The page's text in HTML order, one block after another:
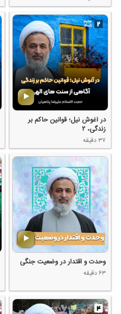
در آغوش نیل؛ قوانین حاكم بر
زندگی، ۲
۳۷ دقیقه
وحدت و اقتدار در وضعیت جنگی
۶۳ دقیقه